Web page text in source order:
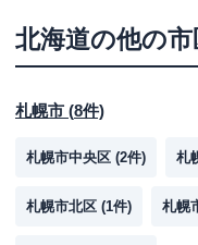
北海道の他の
札幌市 (8件)
札幌市中央区 (2件) 札
札幌市北区 (1件) 札幌